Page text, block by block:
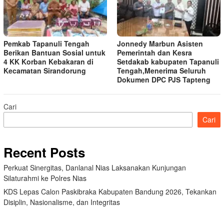
Pemkab Tapanuli Tengah
Berikan Bantuan Sosial untuk
4 KK Korban Kebakaran di
Kecamatan Sirandorung
Jonnedy Marbun Asisten
Pemerintah dan Kesra
Setdakab kabupaten Tapanuli
Tengah,Menerima Seluruh
Dokumen DPC PJS Tapteng
Cari
Cari
Recent Posts
Perkuat Sinergitas, Danlanal Nias Laksanakan Kunjungan
Silaturahmi ke Polres Nias
KDS Lepas Calon Paskibraka Kabupaten Bandung 2026, Tekankan
Disiplin, Nasionalisme, dan Integritas